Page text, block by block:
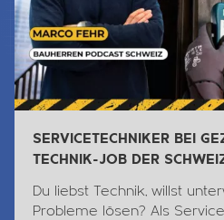
SERVICETECHNIKER BEI
TECHNIK-JOB DER
Du liebst Technik, willst
Probleme lösen? Als